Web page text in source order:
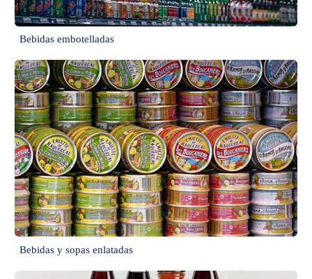
Bebidas embotelladas
Bebidas y sopas enlatadas